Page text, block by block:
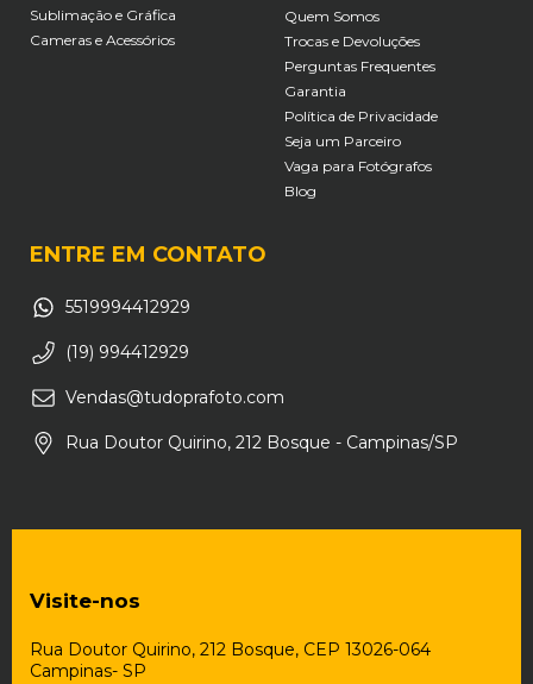
Sublimação e Gráfica
Cameras e Acessórios
Quem Somos
Trocas e Devoluções
Perguntas Frequentes
Garantia
Política de Privacidade
Seja um Parceiro
Vaga para Fotógrafos
Blog
ENTRE EM CONTATO
5519994412929
(19) 994412929
Vendas@tudoprafoto.com
Rua Doutor Quirino, 212 Bosque - Campinas/SP
Visite-nos
Rua Doutor Quirino, 212 Bosque, CEP 13026-064
Campinas- SP